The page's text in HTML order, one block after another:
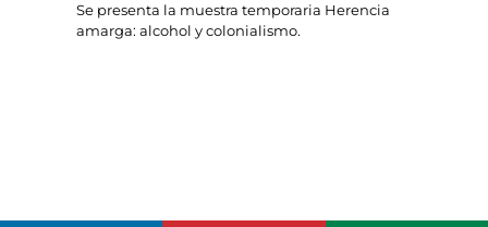
Se presenta la muestra temporaria Herencia
amarga: alcohol y colonialismo.